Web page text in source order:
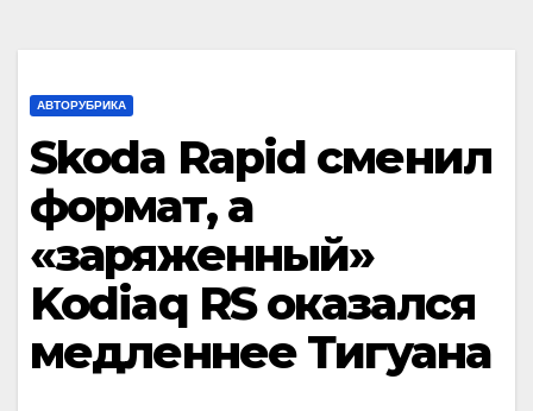
АВТОРУБРИКА
Skoda Rapid сменил
формат, а
«заряженный»
Kodiaq RS оказался
медленнее Тигуана